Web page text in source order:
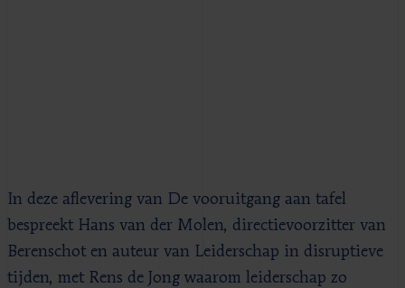
In deze aflevering van De vooruitgang aan tafel
bespreekt Hans van der Molen, directievoorzitter van
Berenschot en auteur van Leiderschap in disruptieve
tijden, met Rens de Jong waarom leiderschap zo